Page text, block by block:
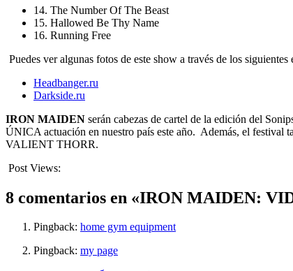
14. The Number Of The Beast
15. Hallowed Be Thy Name
16. Running Free
Puedes ver algunas fotos de este show a través de los siguientes
Headbanger.ru
Darkside.ru
IRON MAIDEN serán cabezas de cartel de la edición del
ÚNICA actuación en nuestro país este año. Además, el
VALIENT THORR.
Post Views:
8 comentarios en «IRON MAIDEN:
Pingback: home gym equipment
Pingback: my page